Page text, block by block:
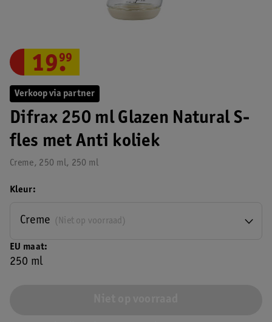
Verkoop via partner
Difrax 250 ml Glazen Natural S-
fles met Anti koliek
Creme, 250 ml, 250 ml
19.
99
EU maat
250 ml
Kleur
(Niet op voorraad)
Creme